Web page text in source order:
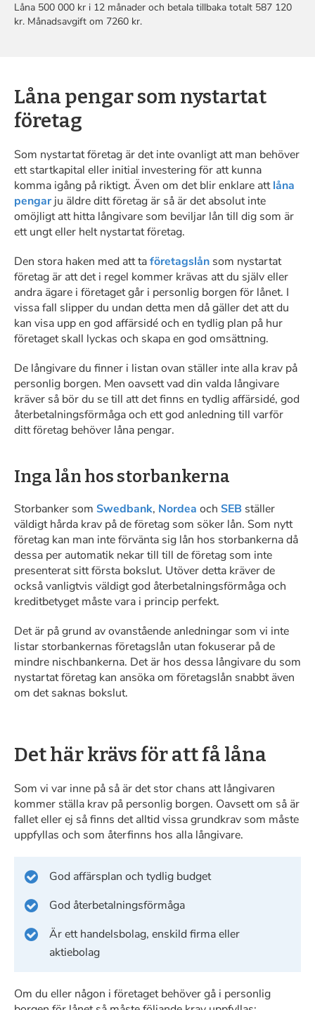
Låna 500 000 kr i 12 månader och betala tillbaka totalt 587 120
kr. Månadsavgift om 7260 kr.
Låna pengar som nystartat
företag
Som nystartat företag är det inte ovanligt att man behöver
ett startkapital eller initial investering för att kunna
komma igång på riktigt. Även om det blir enklare attlåna
pengar ju äldre ditt företag är så är det absolut inte
omöjligt att hitta långivare som beviljar lån till dig som är
ett ungt eller helt nystartat företag.
Den stora haken med att taföretagslån som nystartat
företag är att det i regel kommer krävas att du själv eller
andra ägare i företaget går i personlig borgen för lånet. I
vissa fall slipper du undan detta men då gäller det att du
kan visa upp en god affärsidé och en tydlig plan på hur
företaget skall lyckas och skapa en god omsättning.
De långivare du finner i listan ovan ställer inte alla krav på
personlig borgen. Men oavsett vad din valda långivare
kräver så bör du se till att det finns en tydlig affärsidé, god
återbetalningsförmåga och ett god anledning till varför
ditt företag behöver låna pengar.
Inga lån hos storbankerna
Storbanker som Swedbank, Nordea och SEB ställer
väldigt hårda krav på de företag som söker lån. Som nytt
företag kan man inte förvänta sig lån hos storbankerna då
dessa per automatik nekar till till de företag som inte
presenterat sitt första bokslut. Utöver detta kräver de
också vanligtvis väldigt god återbetalningsförmåga och
kreditbetyget måste vara i princip perfekt.
Det är på grund av ovanstående anledningar som vi inte
listar storbankernas företagslån utan fokuserar på de
mindre nischbankerna. Det är hos dessa långivare du som
nystartat företag kan ansöka om företagslån snabbt även
om det saknas bokslut.
Det här krävs för att få låna
Som vi var inne på så är det stor chans att långivaren
kommer ställa krav på personlig borgen. Oavsett om så är
fallet eller ej så finns det alltid vissa grundkrav som måste
uppfyllas och som återfinns hos alla långivare.
God affärsplan och tydlig budget
God återbetalningsförmåga
Är ett handelsbolag, enskild firma eller
aktiebolag
Om du eller någon i företaget behöver gå i personlig